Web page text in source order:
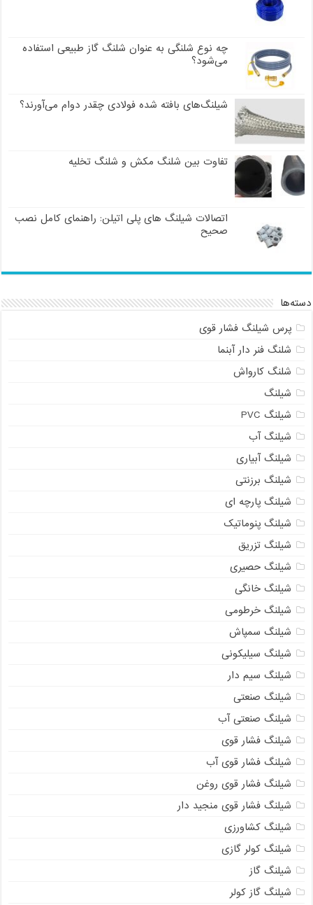
چه نوع شلنگی به عنوان شلنگ گاز طبیعی استفاده
می‌شود؟
شیلنگ‌های بافته شده فولادی چقدر دوام می‌آورند؟
تفاوت بین شلنگ مکش و شلنگ تخلیه
اتصالات شیلنگ های پلی اتیلن: راهنمای کامل نصب
صحیح
دسته‌ها
پرس شیلنگ فشار قوی
شلنگ فنر دار آبنما
شلنگ کارواش
شیلنگ
شیلنگ PVC
شیلنگ آب
شیلنگ آبیاری
شیلنگ برزنتی
شیلنگ پارچه ای
شیلنگ پنوماتیک
شیلنگ تزریق
شیلنگ حصیری
شیلنگ خانگی
شیلنگ خرطومی
شیلنگ سمپاش
شیلنگ سیلیکونی
شیلنگ سیم دار
شیلنگ صنعتی
شیلنگ صنعتی آب
شیلنگ فشار قوی
شیلنگ فشار قوی آب
شیلنگ فشار قوی روغن
شیلنگ فشار قوی منجید دار
شیلنگ کشاورزی
شیلنگ کولر گازی
شیلنگ گاز
شیلنگ گاز کولر